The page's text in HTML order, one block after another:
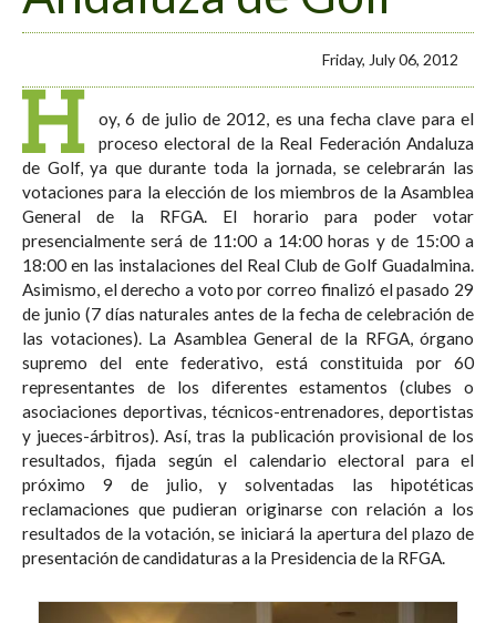
Friday, July 06, 2012
H
oy, 6 de julio de 2012, es una fecha clave para el
proceso electoral de la Real Federación Andaluza
de Golf, ya que durante toda la jornada, se celebrarán las
votaciones para la elección de los miembros de la Asamblea
General de la RFGA. El horario para poder votar
presencialmente será de 11:00 a 14:00 horas y de 15:00 a
18:00 en las instalaciones del Real Club de Golf Guadalmina.
Asimismo, el derecho a voto por correo finalizó el pasado 29
de junio (7 días naturales antes de la fecha de celebración de
las votaciones). La Asamblea General de la RFGA, órgano
supremo del ente federativo, está constituida por 60
representantes de los diferentes estamentos (clubes o
asociaciones deportivas, técnicos-entrenadores, deportistas
y jueces-árbitros). Así, tras la publicación provisional de los
resultados, fijada según el calendario electoral para el
próximo 9 de julio, y solventadas las hipotéticas
reclamaciones que pudieran originarse con relación a los
resultados de la votación, se iniciará la apertura del plazo de
presentación de candidaturas a la Presidencia de la RFGA.